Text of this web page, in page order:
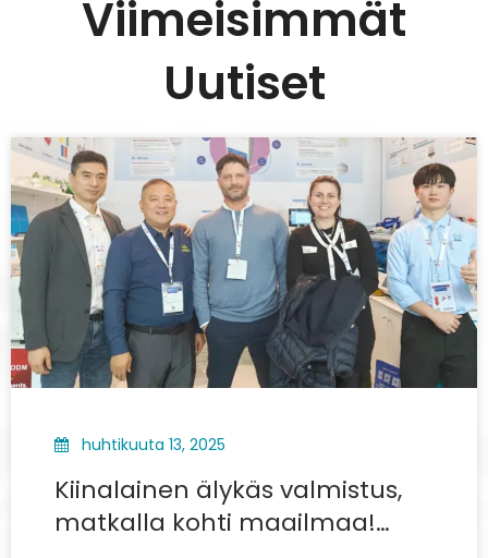
Viimeisimmät
Uutiset
huhtikuuta 13, 2025
Kiinalainen älykäs valmistus,
matkalla kohti maailmaa!